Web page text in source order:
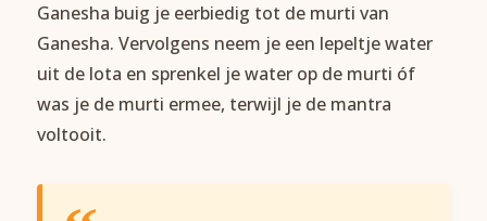
Ganesha buig je eerbiedig tot de murti van
Ganesha. Vervolgens neem je een lepeltje water
uit de lota en sprenkel je water op de murti óf
was je de murti ermee, terwijl je de mantra
voltooit.